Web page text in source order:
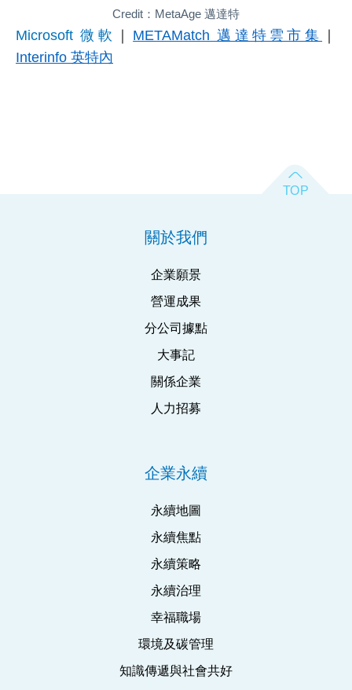
Credit：MetaAge 邁達特
Microsoft 微軟 METAMatch 邁達特雲市集
Interinfo 英特內
關於我們
企業願景
營運成果
分公司據點
大事記
關係企業
人力招募
企業永續
永續地圖
永續焦點
永續策略
永續治理
幸福職場
環境及碳管理
知識傳遞與社會共好